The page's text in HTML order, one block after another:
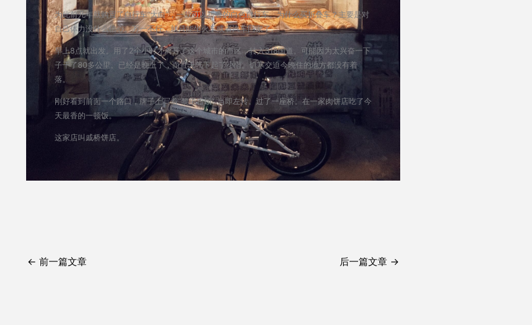
为此前几年就购置了自行车“大白”，一款可以折叠的白色自行车。为什么买折叠车？主要是对
自己体力没什么信心。万一不行，就只能坐火车或者汽车回家了。
早上8点就出发。用了2个小时才离开了这个城市的市区，转入318国道。可能因为太兴奋一下
子干了80多公里。已经是晚上了，而且天气下起了小雨。饥寒交迫今晚住的地方都没有着
落。
刚好看到前面一个路口，牌子上写着“黎里古镇” 当即左转。过了一座桥。在一家肉饼店吃了今
天最香的一顿饭。
这家店叫戚桥饼店。
← 前一篇文章 后一篇文章 →